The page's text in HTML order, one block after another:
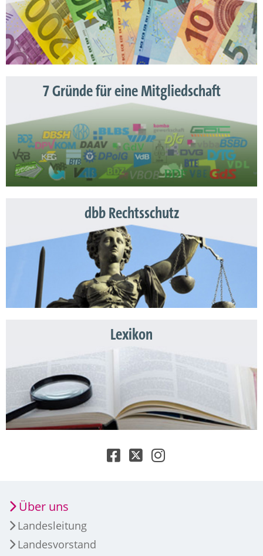
7 Gründe für eine Mitgliedschaft
dbb Rechtsschutz
Lexikon
Über uns
Landesleitung
Landesvorstand